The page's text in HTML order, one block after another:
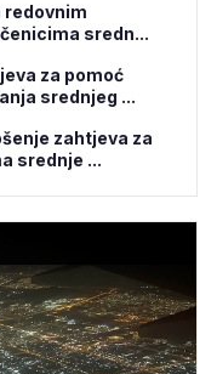
redovnim
sredn...
za pomoć
srednjeg ...
zahtjeva za
srednje ...